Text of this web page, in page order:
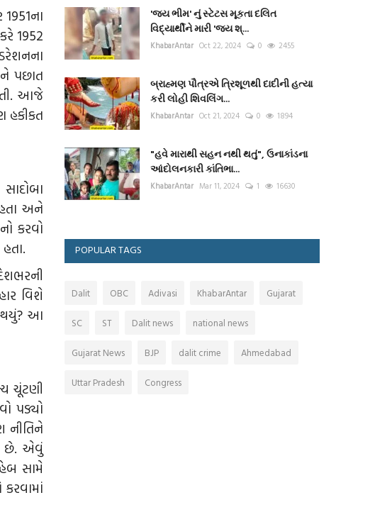
1952
પછાત
આજે
હકીકત
અને
કરવો
વિશે
થયું? આ
ચૂંટણી
પડ્યો
નીતિને
છે. એવું
સામે
'જય ભીમ' નું સ્ટેટસ મૂકતા દલિત
વિદ્યાર્થીને મારી 'જય શ્...
KhabarAntar Oct 22, 2024 0 2455
બ્રાહ્મણ પૌત્રએ ત્રિશૂળથી દાદીની હત્યા
કરી લોહી શિવલિંગ...
KhabarAntar Oct 21, 2024 0 1894
"હવે મારાથી સહન નથી થતું", ઉનાકાંડના
આંદોલનકારી કાંતિભા...
KhabarAntar Mar 11, 2024 1 16630
POPULAR TAGS
Dalit OBC Adivasi KhabarAntar Gujarat
SC ST Dalit news national news
Gujarat News BJP dalit crime Ahmedabad
Uttar Pradesh Congress